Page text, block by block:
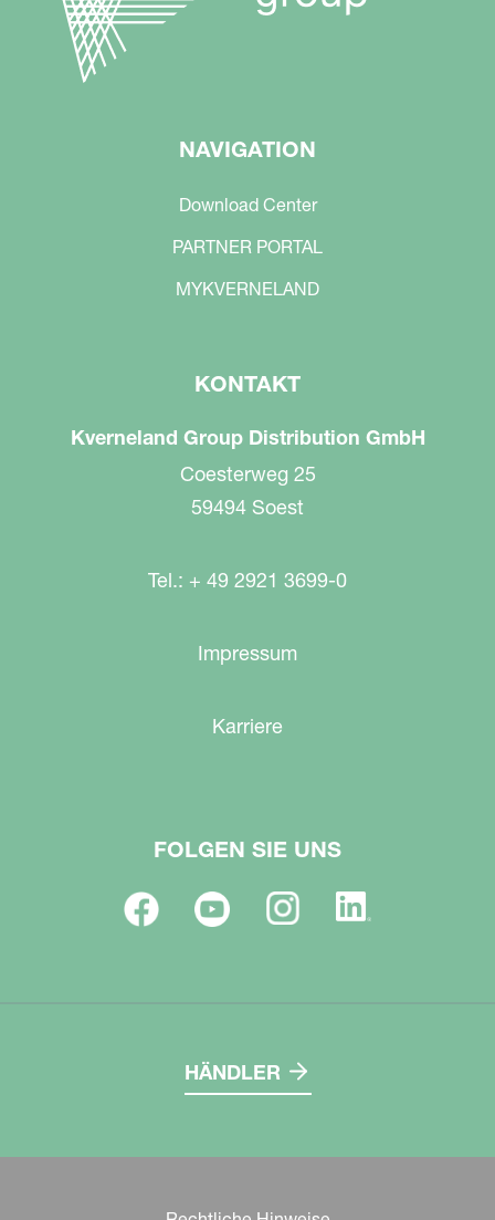
NAVIGATION
Download Center
PARTNER PORTAL
MYKVERNELAND
KONTAKT
Kverneland Group Distribution GmbH
Coesterweg 25
59494 Soest
Tel.: + 49 2921 3699-0
Impressum
Karriere
FOLGEN SIE UNS
HÄNDLER